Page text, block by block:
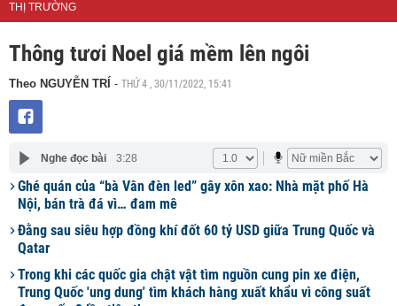
THỊ TRƯỜNG
Thông tươi Noel giá mềm lên ngôi
Theo NGUYỄN TRÍ - THỨ 4 , 30/11/2022, 15:41
Nghe đọc bài 3:28
Ghé quán của “bà Vân đèn led” gây xôn xao: Nhà mặt phố Hà
Nội, bán trà đá vì… đam mê
Đằng sau siêu hợp đồng khí đốt 60 tỷ USD giữa Trung Quốc và
Qatar
Trong khi các quốc gia chật vật tìm nguồn cung pin xe điện,
Trung Quốc 'ung dung' tìm khách hàng xuất khẩu vì công suất